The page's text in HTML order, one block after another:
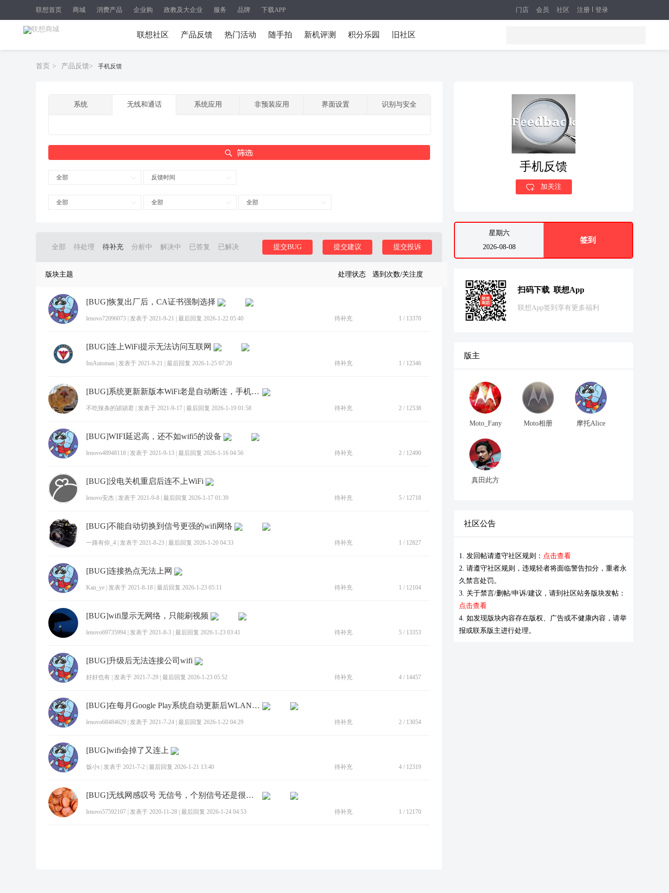
联想首页 商城 消费产品 企业购 政教及大企业 服务 品牌 下载APP 注册 登录
门店 会员 社区
联想社区 产品反馈 热门活动 随手拍 新机评测 积分乐园 旧社区
首页 > 产品反馈> 手机反馈
系统 无线和通话 系统应用 非预装应用 界面设置 识别与安全
全部 反馈时间
全部 全部 全部
全部 待处理 待补充 分析中 解决中 已答复 已解决 提交投诉
提交建议
提交BUG
版块主题 处理状态 遇到次数/关注度
[BUG]恢复出厂后，CA证书强制选择
lenovo72096073 发表于 2021-9-21 最后回复 2026-1-22 05:40 待补充 1 / 13370
[BUG]连上WiFi提示无法访问互联网
ImAutoman 发表于 2021-9-21 最后回复 2026-1-25 07:20 待补充 1 / 12346
[BUG]系统更新新版本WiFi老是自动断连，手机信号变差
不吃辣条的熲熲君 发表于 2021-9-17 最后回复 2026-1-19 01:58 待补充 2 / 12538
[BUG]WIFI延迟高，还不如wifi5的设备
lenovo48948118 发表于 2021-9-13 最后回复 2026-1-16 04:56 待补充 2 / 12490
[BUG]没电关机重启后连不上WiFi
lenovo安杰 发表于 2021-9-8 最后回复 2026-1-17 01:39 待补充 5 / 12718
[BUG]不能自动切换到信号更强的wifi网络
一路有你_4 发表于 2021-8-23 最后回复 2026-1-20 04:33 待补充 1 / 12827
[BUG]连接热点无法上网
Kan_ye 发表于 2021-8-18 最后回复 2026-1-23 05:11 待补充 1 / 12104
[BUG]wifi显示无网络，只能刷视频
lenovo69735994 发表于 2021-8-3 最后回复 2026-1-23 03:41 待补充 5 / 13353
[BUG]升级后无法连接公司wifi
好好也有 发表于 2021-7-29 最后回复 2026-1-23 05:52 待补充 4 / 14457
[BUG]在每月Google Play系统自动更新后WLAN再次错误提示网络连接受限
lenovo68484629 发表于 2021-7-24 最后回复 2026-1-22 04:29 待补充 2 / 13054
[BUG]wifi会掉了又连上
饭小t 发表于 2021-7-2 最后回复 2026-1-21 13:40 待补充 4 / 12319
[BUG]无线网感叹号 无信号，个别信号还是很弱。
lenovo57592107 发表于 2020-11-28 最后回复 2026-1-24 04:53 待补充 1 / 12170
手机反馈
加关注
星期六
2026-08-08
签到
扫码下载 联想App
联想App签到享有更多福利
版主
Moto_Fany Moto相册 摩托Alice
真田此方
社区公告
1. 发回帖请遵守社区规则： 点击查看
2. 请遵守社区规则，违规轻者将面临警告扣分，重者永
久禁言处罚。
3. 关于禁言/删帖/申诉/建议，请到社区站务版块发帖：
点击查看
4. 如发现版块内容存在版权、广告或不健康内容，请举
报或联系版主进行处理。